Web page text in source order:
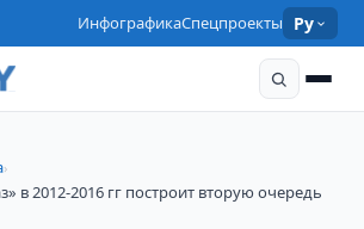
ИнфографикаСпецпроекты Ру
›
в 2012-2016 гг построит вторую очередь